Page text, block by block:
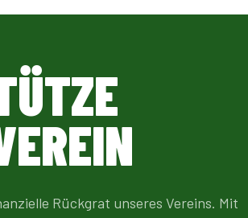
Rückgrat unseres Vereins. Mit